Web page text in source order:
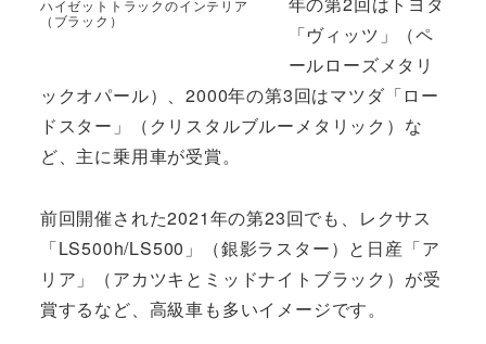
ハイゼットトラックのインテリア
（ブラック）
「ヴィッツ」（ペ
ールローズメタリ
ックオパール）、2000年の第3回はマツダ「ロー
ドスター」（クリスタルブルーメタリック）な
ど、主に乗用車が受賞。
前回開催された2021年の第23回でも、レクサス
「LS500h/LS500」（銀影ラスター）と日産「ア
リア」（アカツキとミッドナイトブラック）が受
賞するなど、高級車も多いイメージです。